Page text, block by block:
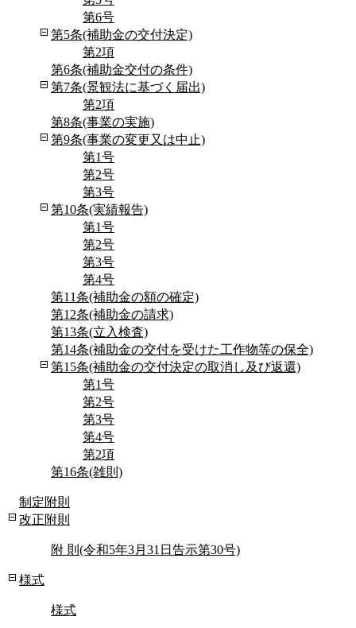
第6号
第5条(補助金の交付決定)
第2項
第6条(補助金交付の条件)
第7条(景観法に基づく届出)
第2項
第8条(事業の実施)
第9条(事業の変更又は中止)
第1号
第2号
第3号
第10条(実績報告)
第1号
第2号
第3号
第4号
第11条(補助金の額の確定)
第12条(補助金の請求)
第13条(立入検査)
第14条(補助金の交付を受けた工作物等の保全)
第15条(補助金の交付決定の取消し及び返還)
第1号
第2号
第3号
第4号
第2項
第16条(雑則)
制定附則
改正附則
附 則(令和5年3月31日告示第30号)
様式
様式